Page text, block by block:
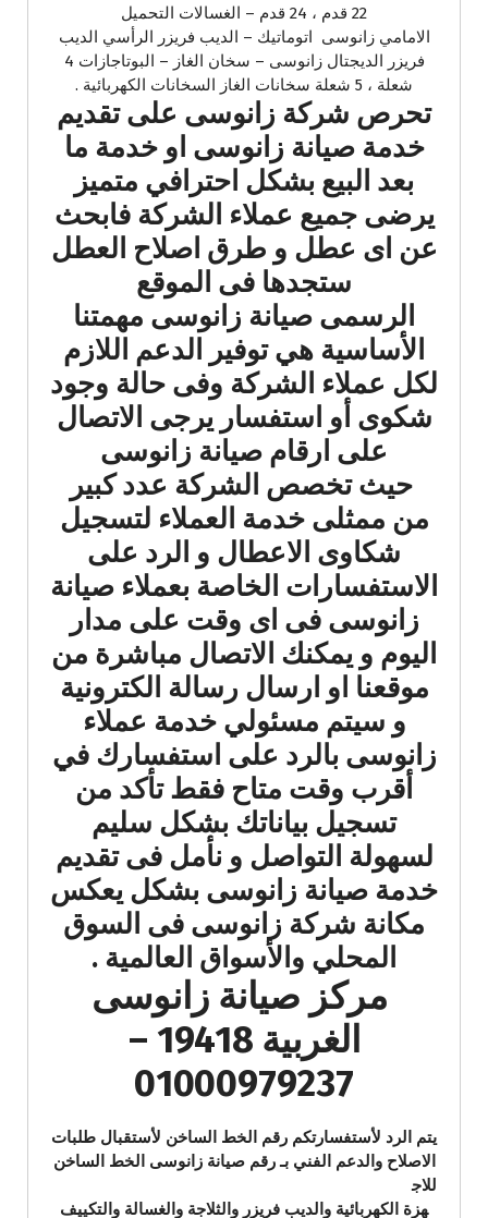
22 قدم ، 24 قدم – الغسالات التحميل
الامامي زانوسى اتوماتيك – الديب فريزر الرأسي الديب
فريزر الديجتال زانوسى – سخان الغاز – البوتاجازات 4
شعلة ، 5 شعلة سخانات الغاز السخانات الكهربائية .
تحرص شركة زانوسى على تقديم
خدمة صيانة زانوسى او خدمة ما
بعد البيع بشكل احترافي متميز
يرضى جميع عملاء الشركة فابحث
عن اى عطل و طرق اصلاح العطل
ستجدها فى الموقع
الرسمى صيانة زانوسى مهمتنا
الأساسية هي توفير الدعم اللازم
لكل عملاء الشركة وفى حالة وجود
شكوى أو استفسار يرجى الاتصال
على ارقام صيانة زانوسى
حيث تخصص الشركة عدد كبير
من ممثلى خدمة العملاء لتسجيل
شكاوى الاعطال و الرد على
الاستفسارات الخاصة بعملاء صيانة
زانوسى فى اى وقت على مدار
اليوم و يمكنك الاتصال مباشرة من
موقعنا او ارسال رسالة الكترونية
و سيتم مسئولي خدمة عملاء
زانوسى بالرد على استفسارك في
أقرب وقت متاح فقط تأكد من
تسجيل بياناتك بشكل سليم
لسهولة التواصل و نأمل فى تقديم
خدمة صيانة زانوسى بشكل يعكس
مكانة شركة زانوسى فى السوق
المحلي والأسواق العالمية .
مركز صيانة زانوسى
الغربية 19418 –
01000979237
يتم الرد لأستفسارتكم رقم الخط الساخن لأستقبال طلبات
الاصلاح والدعم الفني بـ رقم صيانة زانوسى الخط الساخن
للاج
هزة الكهربائية والديب فريزر والثلاجة والغسالة والتكييف